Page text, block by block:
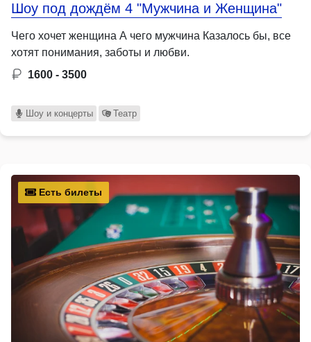
Шоу под дождём 4 "Мужчина и Женщина"
Чего хочет женщина А чего мужчина Казалось бы, все
хотят понимания, заботы и любви.
1600 - 3500
Шоу и концерты Театр
Есть билеты